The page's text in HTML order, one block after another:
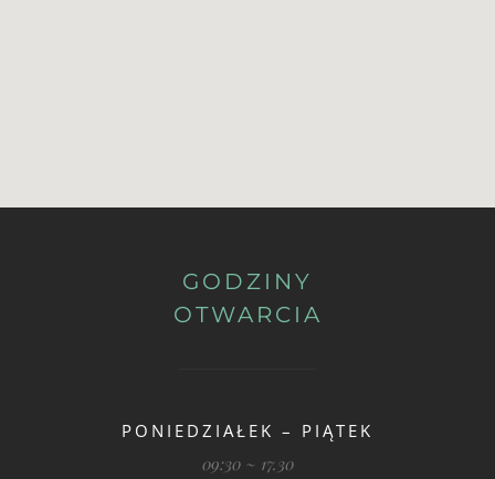
GODZINY
OTWARCIA
PONIEDZIAŁEK – PIĄTEK
09:30 ~ 17.30